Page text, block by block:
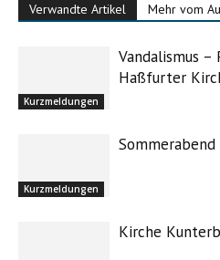
Verwandte Artikel Mehr vom
Kurzmeldungen
Vandalismus
Haßfurter
Kurzmeldungen
Sommerabend
Kirche